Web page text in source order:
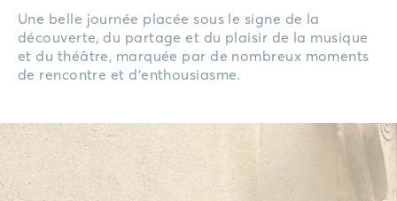
Une belle journée placée sous le signe de la
découverte, du partage et du plaisir de la musique
et du théâtre, marquée par de nombreux moments
de rencontre et d’enthousiasme.